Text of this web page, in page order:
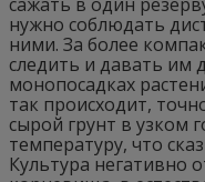
нужно соблюдать
ними. За более
следить и давать им
монопосадках
так происходит,
сырой грунт в узком
температуру, что
Культура негативно